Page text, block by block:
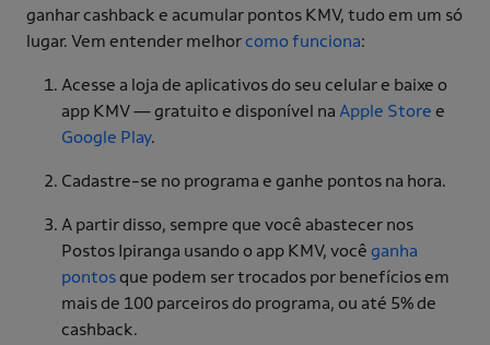
ganhar cashback e acumular pontos KMV, tudo em um só
lugar. Vem entender melhorcomo funciona:
Acesse a loja de aplicativos do seu celular e baixe o
app KMV — gratuito e disponível na Apple Store e
Google Play.
Cadastre-se no programa e ganhe pontos na hora.
A partir disso, sempre que você abastecer nos
Postos Ipiranga usando o app KMV, você ganha
pontosque podem ser trocados por benefícios em
mais de 100 parceiros do programa, ou até 5% de
cashback.